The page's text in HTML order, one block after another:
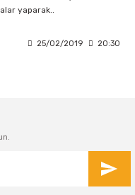
yaparak..
25/02/2019 20:30